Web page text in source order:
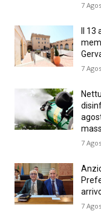
7
Il
7
7
7